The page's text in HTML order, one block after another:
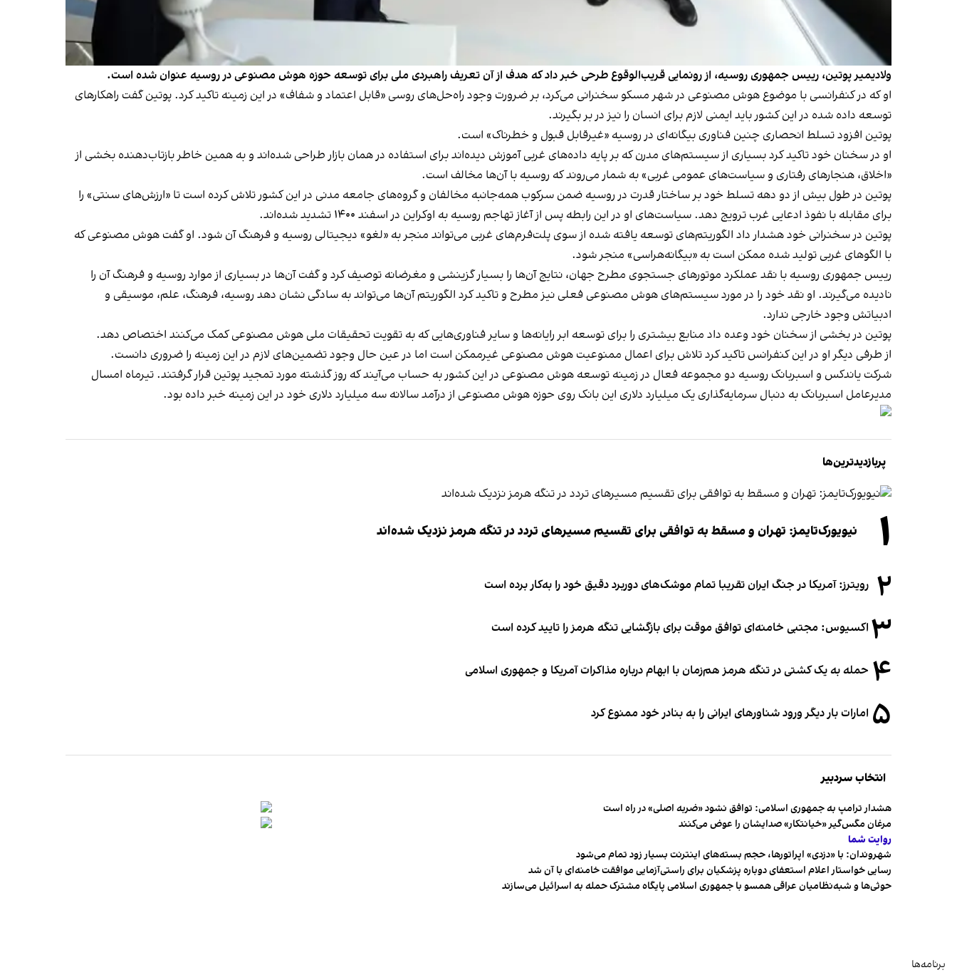
ولادیمیر پوتین، رییس جمهوری روسیه، از رونمایی قریب‌الوقوع طرحی خبر داد که هدف از آن تعریف راهبردی ملی برای توسعه حوزه هوش مصنوعی در روسیه عنوان شده است.
او که در کنفرانسی با موضوع هوش مصنوعی در شهر مسکو سخنرانی می‌کرد، بر ضرورت وجود راه‌حل‌های روسی «قابل اعتماد و شفاف» در این زمینه تاکید کرد. پوتین گفت راهکارهای
توسعه داده شده در این کشور باید ایمنی لازم برای انسان را نیز در بر بگیرند.
پوتین افزود تسلط انحصاری چنین فناوری بیگانه‌ای در روسیه «غیرقابل قبول و خطرناک» است.
او در سخنان خود تاکید کرد بسیاری از سیستم‌های مدرن که بر پایه داده‌های غربی آموزش دیده‌اند برای استفاده در همان بازار طراحی شده‌اند و به همین خاطر بازتاب‌دهنده بخشی از
«اخلاق، هنجارهای رفتاری و سیاست‌های عمومی غربی» به شمار می‌روند که روسیه با آن‌ها مخالف است.
پوتین در طول بیش از دو دهه تسلط خود بر ساختار قدرت در روسیه ضمن سرکوب همه‌جانبه مخالفان و گروه‌های جامعه مدنی در این کشور تلاش کرده است تا «ارزش‌های سنتی» را
برای مقابله با نفوذ ادعایی غرب ترویج دهد. سیاست‌های او در این رابطه پس از آغاز تهاجم روسیه به اوکراین در اسفند ۱۴۰۰ تشدید شده‌اند.
پوتین در سخنرانی خود هشدار داد الگوریتم‌های توسعه یافته شده از سوی پلت‌فرم‌های غربی می‌تواند منجر به «لغو» دیجیتالی روسیه و فرهنگ آن شود. او گفت هوش مصنوعی که
با الگوهای غربی تولید شده ممکن است به «بیگانه‌هراسی» منجر شود.
رییس جمهوری روسیه با نقد عملکرد موتورهای جستجوی مطرح جهان، نتایج آن‌ها را بسیار گزینشی و مغرضانه توصیف کرد و گفت آن‌ها در بسیاری از موارد روسیه و فرهنگ آن را
نادیده می‌گیرند. او نقد خود را در مورد سیستم‌های هوش مصنوعی فعلی نیز مطرح و تاکید کرد الگوریتم آن‌ها می‌تواند به سادگی نشان دهد روسیه، فرهنگ، علم، موسیقی و
ادبیاتش وجود خارجی ندارد.
پوتین در بخشی از سخنان خود وعده داد منابع بیشتری را برای توسعه ابر رایانه‌ها و سایر فناوری‌هایی که به تقویت تحقیقات ملی هوش مصنوعی کمک می‌کنند اختصاص دهد.
از طرفی دیگر او در این کنفرانس تاکید کرد تلاش برای اعمال ممنوعیت هوش مصنوعی غیرممکن است اما در عین حال وجود تضمین‌های لازم در این زمینه را ضروری دانست.
شرکت یاندکس و اسبربانک روسیه دو مجموعه فعال در زمینه توسعه هوش مصنوعی در این کشور به حساب می‌آیند که روز گذشته مورد تمجید پوتین قرار گرفتند. تیرماه امسال
مدیرعامل اسبربانک به دنبال سرمایه‌گذاری یک میلیارد دلاری این بانک روی حوزه هوش مصنوعی از درآمد سالانه سه میلیارد دلاری خود در این زمینه خبر داده بود.
پربازدیدترین‌ها
۱ نیویورک‌تایمز: تهران و مسقط به توافقی برای تقسیم مسیرهای تردد در تنگه هرمز نزدیک شده‌اند
۲ رویترز: آمریکا در جنگ ایران تقریبا تمام موشک‌های دوربرد دقیق خود را به‌کار برده است
۳ اکسیوس: مجتبی خامنه‌ای توافق موقت برای بازگشایی تنگه هرمز را تایید کرده است
۴ حمله به یک کشتی در تنگه هرمز هم‌زمان با ابهام درباره مذاکرات آمریکا و جمهوری اسلامی
۵ امارات بار دیگر ورود شناورهای ایرانی را به بنادر خود ممنوع کرد
انتخاب سردبیر
هشدار ترامپ به جمهوری اسلامی: توافق نشود «ضربه اصلی» در راه است
مرغان مگس‌گیر «خیانتکار» صدایشان را عوض می‌کنند
روایت شما
شهروندان:‌ با «دزدی» اپراتورها، حجم بسته‌های اینترنت بسیار زود تمام می‌شود
رسایی خواستار اعلام استعفای دوباره پزشکیان برای راستی‌آزمایی موافقت خامنه‌ای با آن شد
حوثی‌ها و شبه‌نظامیان عراقی همسو با جمهوری اسلامی پایگاه مشترک حمله به اسرائیل می‌سازند
برنامه‌ها